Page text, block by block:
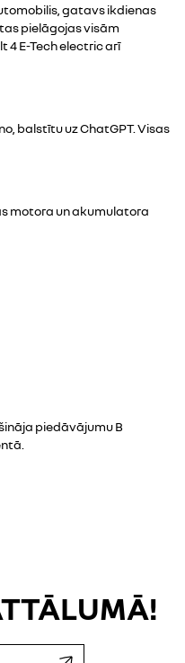
gatavs ikdienas
pielāgojas visām
4 E-Tech electric arī
balstītu uz ChatGPT. Visas
motora un akumulatora
piedāvājumu B